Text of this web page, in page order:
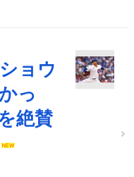
ョウ
っ
絶賛